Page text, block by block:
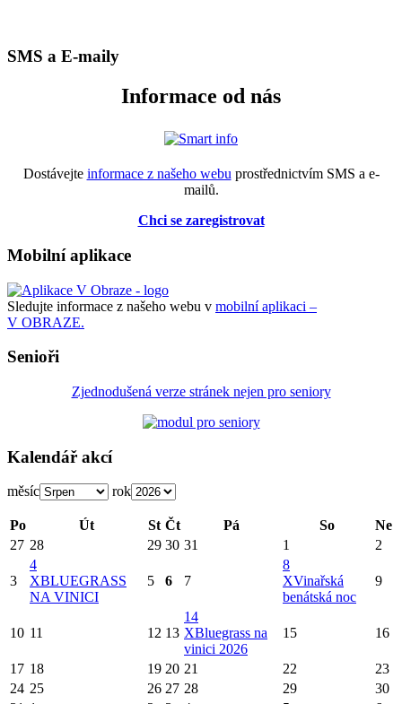
SMS a E-maily
Informace od nás
Dostávejte informace z našeho webu prostřednictvím SMS a e-
mailů.
Chci se zaregistrovat
Mobilní aplikace
Sledujte informace z našeho webu v mobilní aplikaci –
V OBRAZE.
Senioři
Zjednodušená verze stránek nejen pro seniory
Kalendář akcí
měsíc rok
Po Út St Čt Pá So
Ne
27 28 29 30 31 1 2
3
4
XBLUEGRASS
NA VINICI
5 6 7
8
XVinařská
benátská noc
9
10 11 12 13
14
XBluegrass na
vinici 2026
15 16
17 18 19 20 21 22
23
24 25 26 27 28 29
30